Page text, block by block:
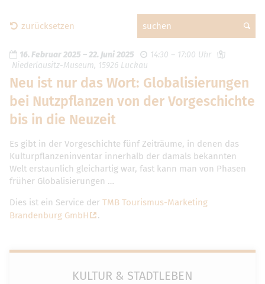
zurücksetzen suchen
16. Februar 2025 –22. Juni 2025
14:30 – 17:00 Uhr
Niederlausitz-Museum, 15926 Luckau
Neu ist nur das Wort: Globalisierungen
bei Nutzpflanzen von der Vorgeschichte
bis in die Neuzeit
Es gibt in der Vorgeschichte fünf Zeiträume, in denen das
Kulturpflanzeninventar innerhalb der damals bekannten
Welt erstaunlich gleichartig war, fast kann man von Phasen
früher Globalisierungen …
Dies ist ein Service der TMB Tourismus-Marketing
Brandenburg GmbH
.
KULTUR & STADTLEBEN